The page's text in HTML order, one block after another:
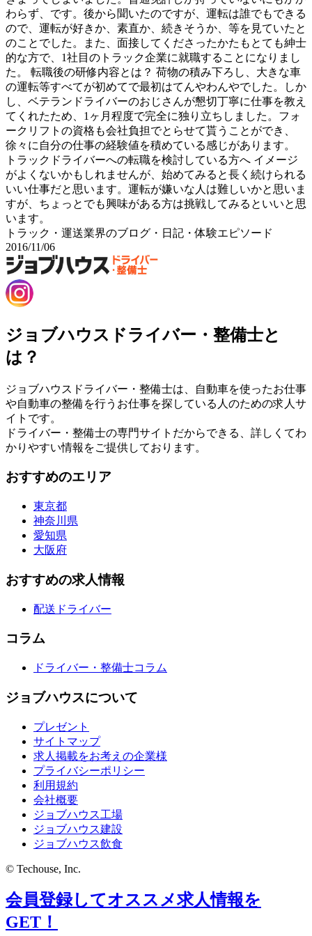
わらず、です。後から聞いたのですが、運転は誰でもできる
ので、運転が好きか、素直か、続きそうか、等を見ていたと
のことでした。また、面接してくださったかたもとても紳士
的な方で、1社目のトラック企業に就職することになりまし
た。 転職後の研修内容とは？ 荷物の積み下ろし、大きな車
の運転等すべてが初めてで最初はてんやわんやでした。しか
し、ベテランドライバーのおじさんが懇切丁寧に仕事を教え
てくれたため、1ヶ月程度で完全に独り立ちしました。フォ
ークリフトの資格も会社負担でとらせて貰うことができ、
徐々に自分の仕事の経験値を積めている感じがあります。
トラックドライバーへの転職を検討している方へ イメージ
がよくないかもしれませんが、始めてみると長く続けられる
いい仕事だと思います。運転が嫌いな人は難しいかと思いま
すが、ちょっとでも興味がある方は挑戦してみるといいと思
います。
トラック・運送業界のブログ・日記・体験エピソード
2016/11/06
ジョブハウスドライバー・整備士と
は？
ジョブハウスドライバー・整備士は、自動車を使ったお仕事
や自動車の整備を行うお仕事を探している人のための求人サ
イトです。
ドライバー・整備士の専門サイトだからできる、詳しくてわ
かりやすい情報をご提供しております。
おすすめのエリア
東京都
神奈川県
愛知県
大阪府
おすすめの求人情報
配送ドライバー
コラム
ドライバー・整備士コラム
ジョブハウスについて
プレゼント
サイトマップ
求人掲載をお考えの企業様
プライバシーポリシー
利用規約
会社概要
ジョブハウス工場
ジョブハウス建設
ジョブハウス飲食
© Techouse, Inc.
会員登録してオススメ求人情報を
GET！